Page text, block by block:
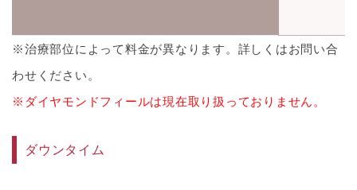
※治療部位によって料金が異なります。詳しくはお問い合
わせください。
※ダイヤモンドフィールは現在取り扱っておりません。
ダウンタイム